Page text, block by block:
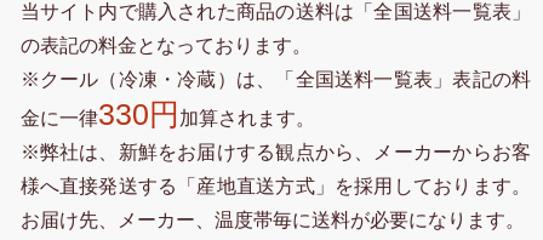
当サイト内で購入された商品の送料は「全国送料一覧表」
の表記の料金となっております。
※クール（冷凍・冷蔵）は、「全国送料一覧表」表記の料
金に一律330円 加算されます。
※弊社は、新鮮をお届けする観点から、メーカーからお客
様へ直接発送する「産地直送方式」を採用しております。
お届け先、メーカー、温度帯毎に送料が必要になります。